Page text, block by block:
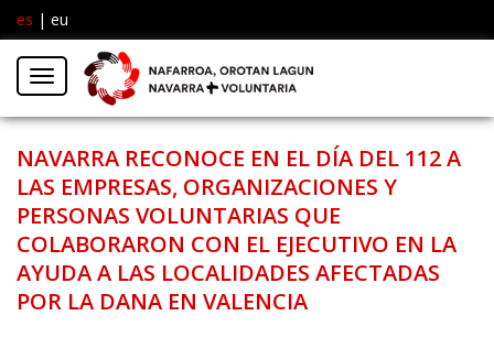
es | eu
Menú
NAVARRA RECONOCE EN EL DÍA DEL 112 A
LAS EMPRESAS, ORGANIZACIONES Y
PERSONAS VOLUNTARIAS QUE
COLABORARON CON EL EJECUTIVO EN LA
AYUDA A LAS LOCALIDADES AFECTADAS
POR LA DANA EN VALENCIA